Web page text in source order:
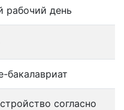
рабочий день
бакалавриат
согласно